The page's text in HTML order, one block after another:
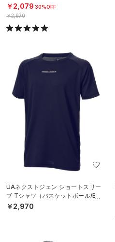
YS）
￥2,079 30%OFF
￥2,970
UAネクストジェン ショートスリー
ブ Tシャツ（バスケットボール/BO
YS）
￥2,970